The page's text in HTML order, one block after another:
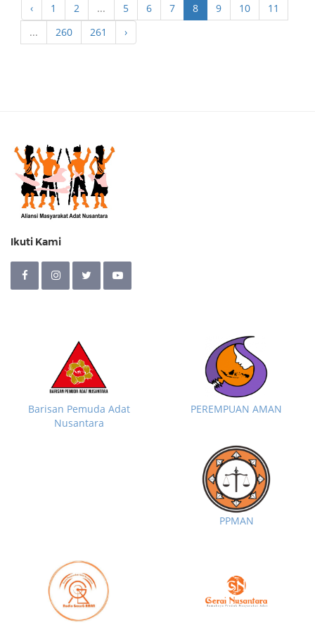
‹ 1 2 ... 5 6 7 8 9 10
11
...
260 261 ›
Ikuti Kami
Barisan Pemuda Adat
Nusantara
PEREMPUAN AMAN
PPMAN